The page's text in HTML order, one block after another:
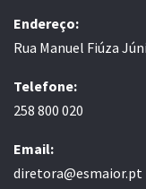
Endereço:
Rua Manuel Fiúza
Telefone:
258 800 020
Email:
diretora@esmaior.pt